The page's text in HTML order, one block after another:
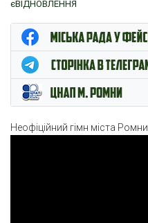
єВІДНОВЛЕННЯ
ЦНАП м. Ромни
Неофіційний гімн міста Ромни